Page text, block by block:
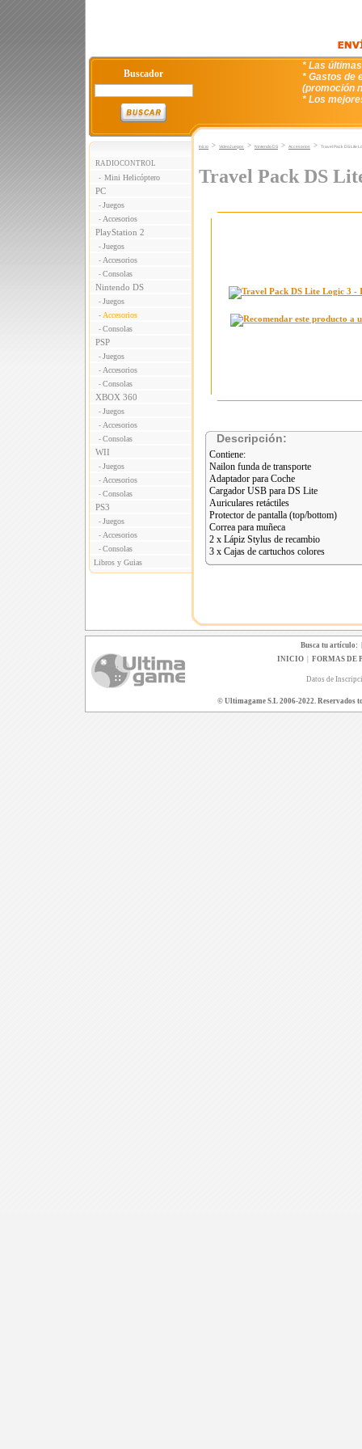
Buscador
* Las
* Gastos de
(promoción
* Los
RADIOCONTROL
- Mini Helicóptero
PC
- Juegos
- Accesorios
PlayStation 2
- Juegos
- Accesorios
- Consolas
Nintendo DS
- Juegos
- Accesorios
- Consolas
PSP
- Juegos
- Accesorios
- Consolas
XBOX 360
- Juegos
- Accesorios
- Consolas
WII
- Juegos
- Accesorios
- Consolas
PS3
- Juegos
- Accesorios
- Consolas
Libros y Guias
Inicio > VideoJuegos > Nintendo DS > Accesorios > Travel Pack DS Lite
Travel Pack DS
Descripción:
Contiene:
Nailon funda de transporte
Adaptador para Coche
Cargador USB para DS Lite
Auriculares retáctiles
Protector de pantalla (top/bottom)
Correa para muñeca
2 x Lápiz Stylus de recambio
3 x Cajas de cartuchos colores
Busca tu artículo:
INICIO| FORMAS DE
Datos de
© Ultimagame S.L 2006-2022. Reservados